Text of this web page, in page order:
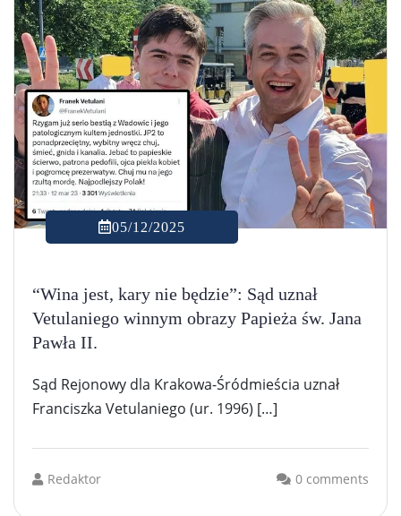
05/12/2025
“Wina jest, kary nie będzie”: Sąd uznał
Vetulaniego winnym obrazy Papieża św. Jana
Pawła II.
Sąd Rejonowy dla Krakowa-Śródmieścia uznał
Franciszka Vetulaniego (ur. 1996) […]
Redaktor 0 comments